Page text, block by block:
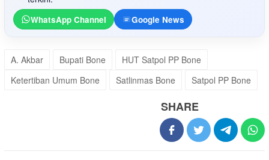
WhatsApp Channel Google News
A. Akbar Bupati Bone
HUT Satpol PP Bone
Ketertiban Umum Bone
Satlinmas Bone Satpol PP Bone
SHARE